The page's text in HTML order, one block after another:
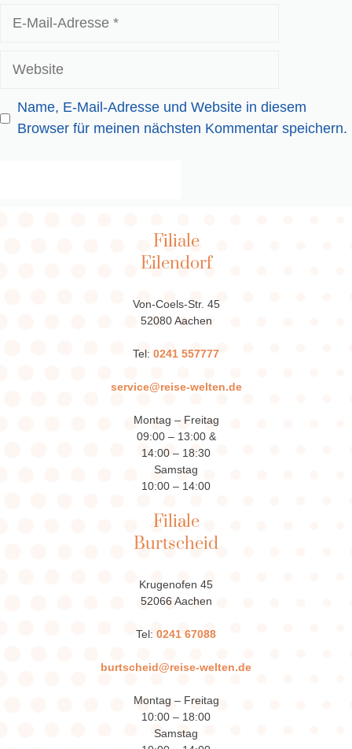
Website
Name, E-Mail-Adresse und Website in diesem
Browser für meinen nächsten Kommentar speichern.
Filiale
Eilendorf
Von-Coels-Str. 45
52080 Aachen
Tel: 0241 557777
service@reise-welten.de
Montag – Freitag
09:00 – 13:00 &
14:00 – 18:30
Samstag
10:00 – 14:00
Filiale
Burtscheid
Krugenofen 45
52066 Aachen
Tel: 0241 67088
burtscheid@reise-welten.de
Montag – Freitag
10:00 – 18:00
Samstag